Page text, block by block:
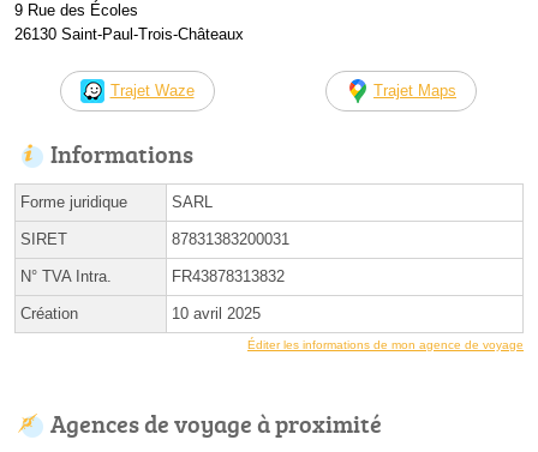
9 Rue des Écoles
26130 Saint-Paul-Trois-Châteaux
Trajet Waze Trajet Maps
Informations
Forme juridique SARL
SIRET 87831383200031
N° TVA Intra. FR43878313832
Création 10 avril 2025
Éditer les informations de mon agence de voyage
Agences de voyage à proximité